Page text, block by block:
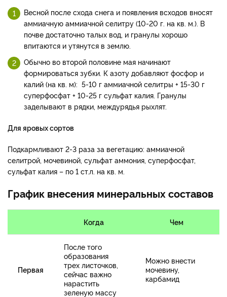
Весной после схода снега и появления всходов вносят
аммиачную аммиачной селитру (10-20 г. на кв. м.). В
почве достаточно талых вод, и гранулы хорошо
впитаются и утянутся в землю.
Обычно во второй половине мая начинают
формироваться зубки. К азоту добавляют фосфор и
калий (на кв. м): 5-10 г аммиачной селитры + 15-30 г
суперфосфат + 10-25 г сульфат калия. Гранулы
заделывают в рядки, междурядья рыхлят.
Для яровых сортов
Подкармливают 2-3 раза за вегетацию: аммиачной
селитрой, мочевиной, сульфат аммония, суперфосфат,
сульфат калия – по 1 ст.л. на кв. м.
График внесения минеральных составов
Когда Чем
Первая
После того
образования
трех листочков,
сейчас важно
нарастить
зеленую массу
Можно внести
мочевину,
карбамид